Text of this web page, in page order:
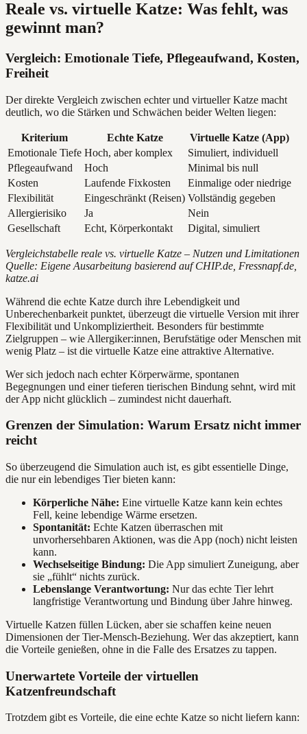
Reale vs. virtuelle Katze: Was fehlt, was
gewinnt man?
Vergleich: Emotionale Tiefe, Pflegeaufwand, Kosten,
Freiheit
Der direkte Vergleich zwischen echter und virtueller Katze macht
deutlich, wo die Stärken und Schwächen beider Welten liegen:
Kriterium Echte Katze
Virtuelle Katze (App)
Emotionale Tiefe Hoch, aber komplex
Simuliert, individuell
Pflegeaufwand
Hoch
Minimal bis null
Kosten
Laufende Fixkosten
Einmalige oder niedrige
Flexibilität
Eingeschränkt (Reisen) Vollständig gegeben
Allergierisiko
Ja
Nein
Gesellschaft
Echt, Körperkontakt Digital, simuliert
Vergleichstabelle reale vs. virtuelle Katze – Nutzen und Limitationen
Quelle: Eigene Ausarbeitung basierend auf CHIP.de, Fressnapf.de,
katze.ai
Während die echte Katze durch ihre Lebendigkeit und
Unberechenbarkeit punktet, überzeugt die virtuelle Version mit ihrer
Flexibilität und Unkompliziertheit. Besonders für bestimmte
Zielgruppen – wie Allergiker:innen, Berufstätige oder Menschen mit
wenig Platz – ist die virtuelle Katze eine attraktive Alternative.
Wer sich jedoch nach echter Körperwärme, spontanen
Begegnungen und einer tieferen tierischen Bindung sehnt, wird mit
der App nicht glücklich – zumindest nicht dauerhaft.
Grenzen der Simulation: Warum Ersatz nicht immer
reicht
So überzeugend die Simulation auch ist, es gibt essentielle Dinge,
die nur ein lebendiges Tier bieten kann:
Körperliche Nähe: Eine virtuelle Katze kann kein echtes
Fell, keine lebendige Wärme ersetzen.
Spontanität: Echte Katzen überraschen mit
unvorhersehbaren Aktionen, was die App (noch) nicht leisten
kann.
Wechselseitige Bindung: Die App simuliert Zuneigung, aber
sie „fühlt“ nichts zurück.
Lebenslange Verantwortung: Nur das echte Tier lehrt
langfristige Verantwortung und Bindung über Jahre hinweg.
Virtuelle Katzen füllen Lücken, aber sie schaffen keine neuen
Dimensionen der Tier-Mensch-Beziehung. Wer das akzeptiert, kann
die Vorteile genießen, ohne in die Falle des Ersatzes zu tappen.
Unerwartete Vorteile der virtuellen
Katzenfreundschaft
Trotzdem gibt es Vorteile, die eine echte Katze so nicht liefern kann: